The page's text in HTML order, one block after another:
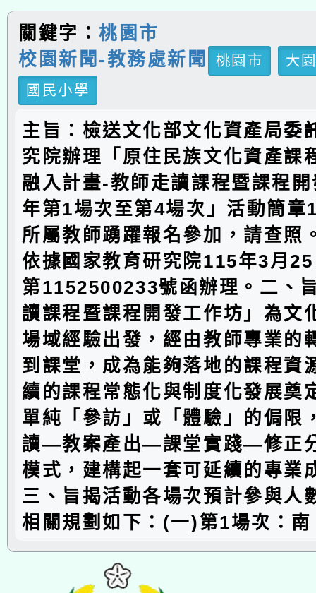
關鍵字：桃園市
校園新聞-教務處新聞
桃園市
大
國民小學
主旨：檢送文化部文化資產局委
究院辦理「原住民族文化資產課
融入計畫-教師走讀課程暨課程
年第1場次至第4場次」活動簡章
所屬教師踴躍報名參加，請查照
依據國家教育研究院115年3月
第1152500233號函辦理。二、
讀課程暨課程開發工作坊」為文
場域經驗出發，經由教師專業的
到課堂，成為能夠落地的課程資
續的課程常態化與制度化發展奠
單純「參訪」或「體驗」的侷限
讀—教案產出—課堂實踐—修正
模式，建構起一套可延續的專業
三、旨揭活動各場次預計參與人
相關規劃如下：(一)第1場次：南